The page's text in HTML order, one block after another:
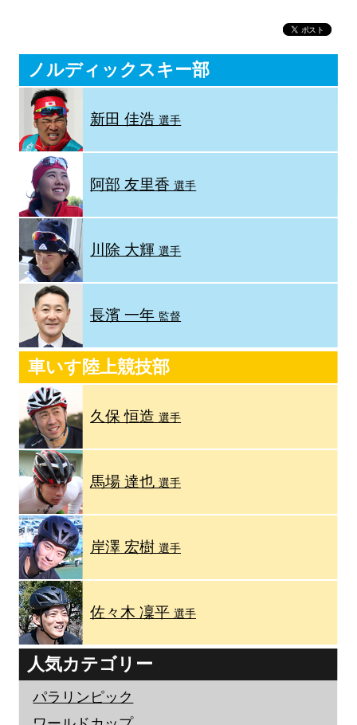
ノルディックスキー部
新田 佳浩選手
阿部 友里香選手
川除 大輝選手
長濱 一年 監督
車いす陸上競技部
久保 恒造選手
馬場 達也選手
岸澤 宏樹選手
佐々木 凜平 選手
人気カテゴリー
パラリンピック